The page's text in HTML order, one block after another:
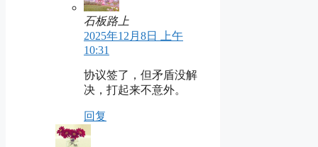
石板路上
2025年12月8日 上午
10:31
协议签了，但矛盾没解
决，打起来不意外。
回复